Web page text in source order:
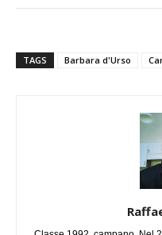
TAGS Barbara d'Urso